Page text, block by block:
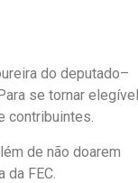
do deputado–
se tornar elegível
contribuintes.
de não doarem
FEC.